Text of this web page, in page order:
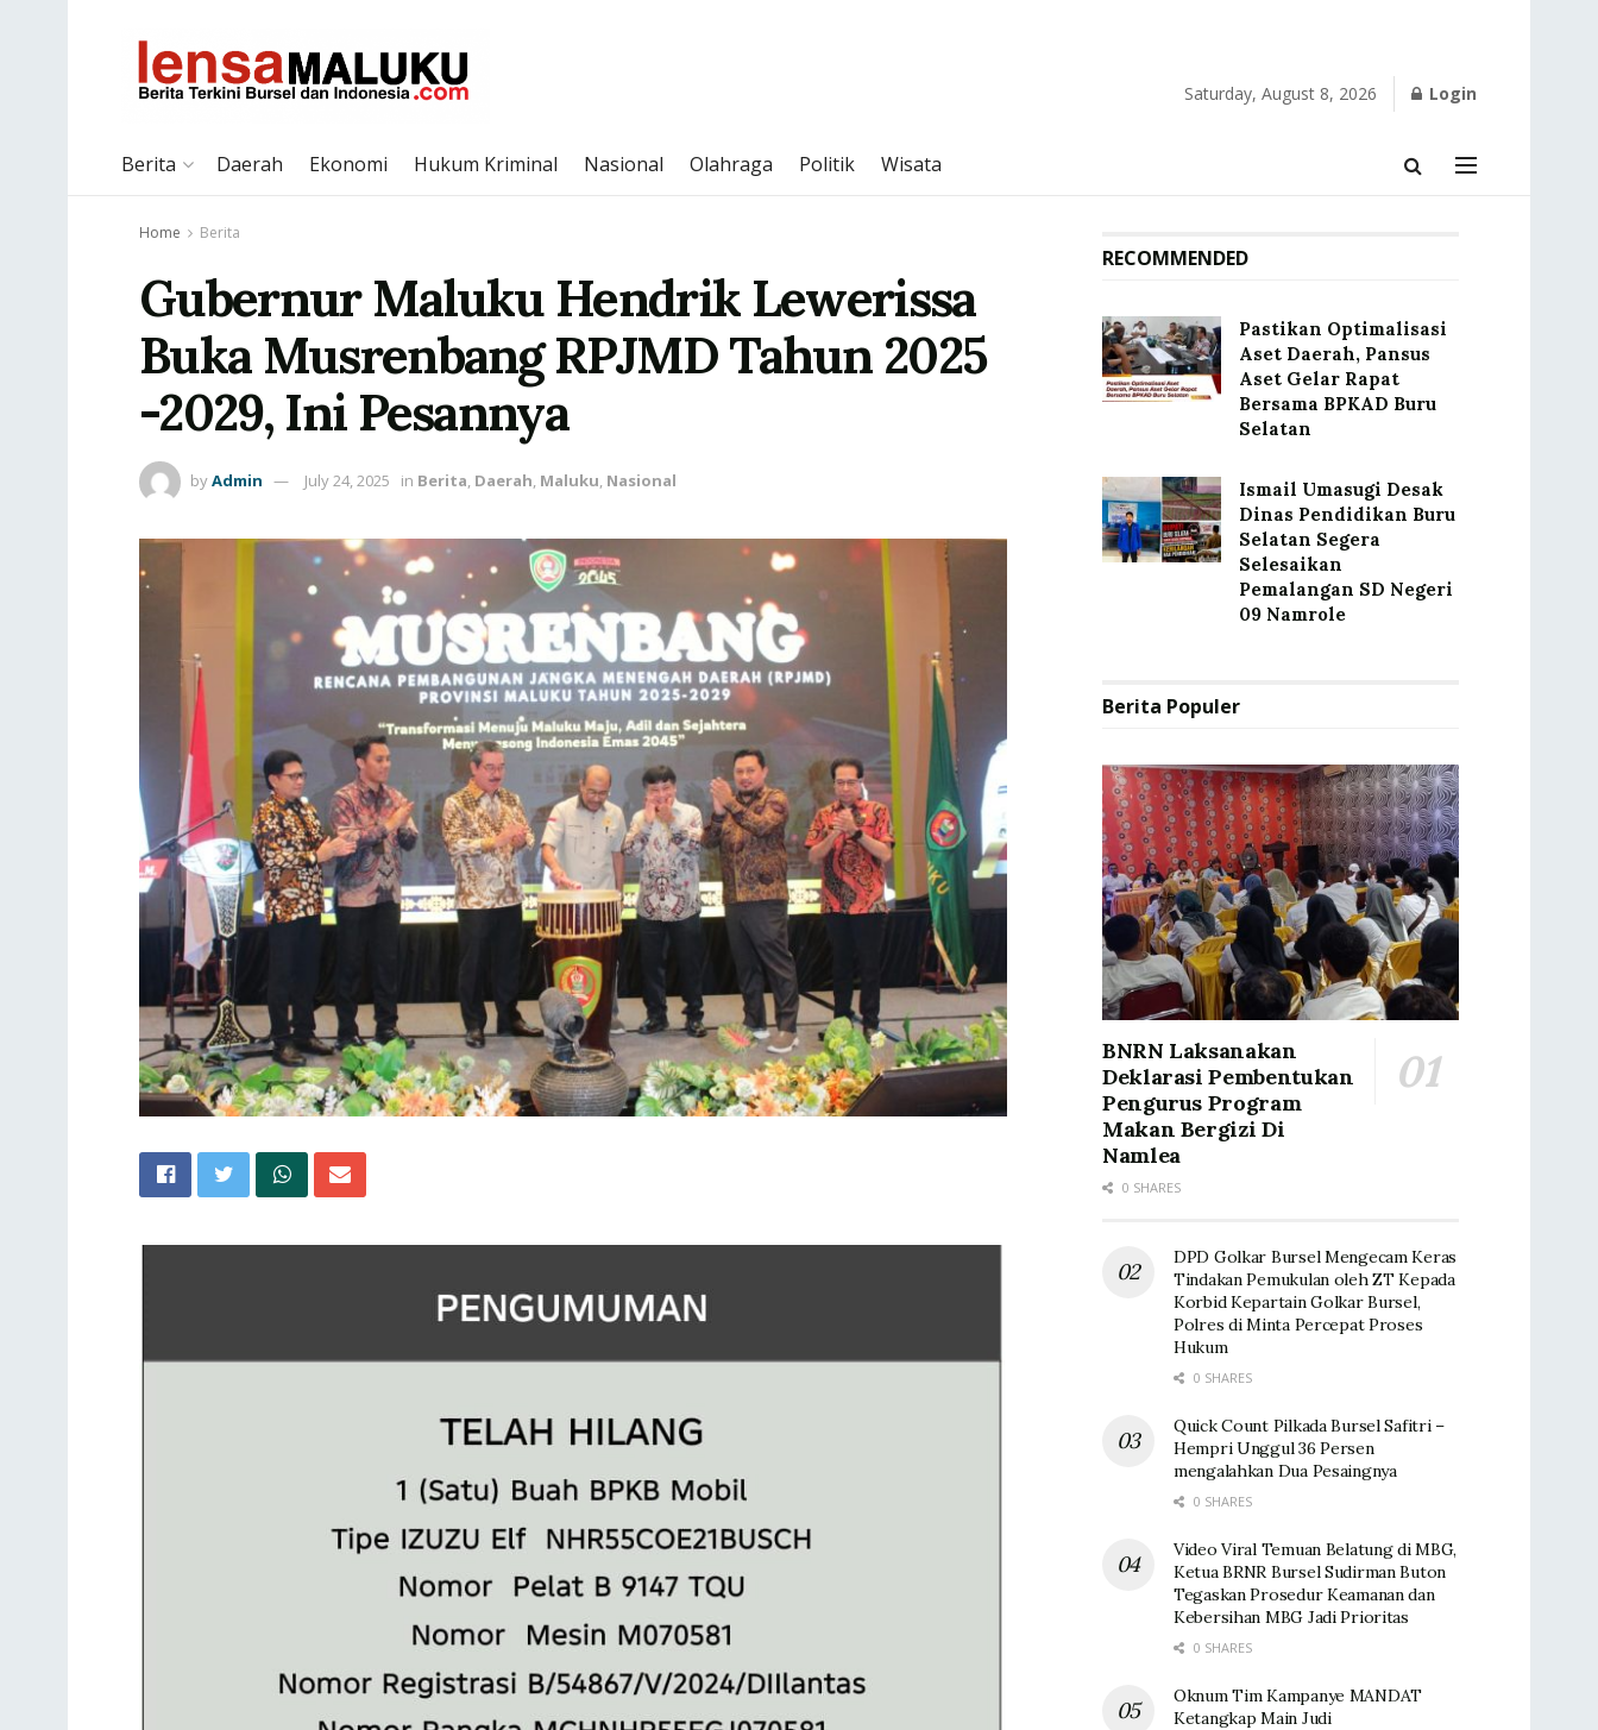
Saturday, August 8, 2026 Login
Berita Daerah Ekonomi Hukum Kriminal Nasional Olahraga Politik Wisata
Home Berita
Gubernur Maluku Hendrik Lewerissa
Buka Musrenbang RPJMD Tahun 2025
-2029, Ini Pesannya
byAdmin July 24, 2025 in Berita, Daerah, Maluku, Nasional
RECOMMENDED
Pastikan Optimalisasi
Aset Daerah, Pansus
Aset Gelar Rapat
Bersama BPKAD Buru
Selatan
Ismail Umasugi Desak
Dinas Pendidikan Buru
Selatan Segera
Selesaikan
Pemalangan SD Negeri
09 Namrole
Berita Populer
BNRN Laksanakan
Deklarasi Pembentukan
Pengurus Program
Makan Bergizi Di
Namlea
0 SHARES
DPD Golkar Bursel Mengecam Keras
Tindakan Pemukulan oleh ZT Kepada
Korbid Kepartain Golkar Bursel,
Polres di Minta Percepat Proses
Hukum
0 SHARES
Quick Count Pilkada Bursel Safitri –
Hempri Unggul 36 Persen
mengalahkan Dua Pesaingnya
0 SHARES
Video Viral Temuan Belatung di MBG,
Ketua BRNR Bursel Sudirman Buton
Tegaskan Prosedur Keamanan dan
Kebersihan MBG Jadi Prioritas
0 SHARES
Oknum Tim Kampanye MANDAT
Ketangkap Main Judi